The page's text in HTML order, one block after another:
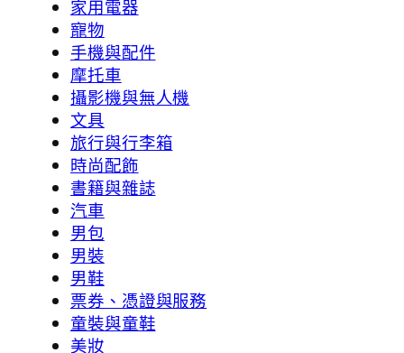
家用電器
寵物
手機與配件
摩托車
攝影機與無人機
文具
旅行與行李箱
時尚配飾
書籍與雜誌
汽車
男包
男裝
男鞋
票券、憑證與服務
童裝與童鞋
美妝